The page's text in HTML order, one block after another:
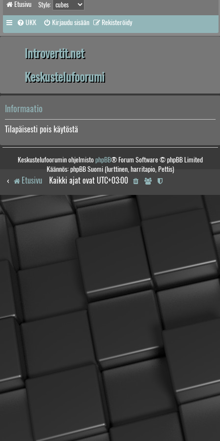
Etusivu Style:
UKK Kirjaudu sisään Rekisteröidy
Introvertit.net
Keskustelufoorumi
Informaatio
Tilapäisesti pois käytöstä
Keskustelufoorumin ohjelmistophpBB® Forum Software © phpBB Limited
Käännös: phpBB Suomi (lurttinen, harritapio, Pettis)
Etusivu Kaikki ajat ovat UTC+03:00